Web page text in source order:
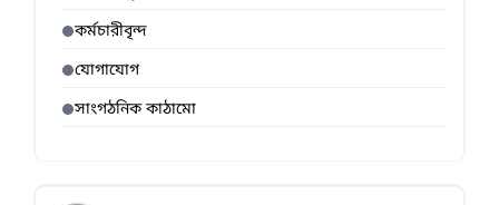
কর্মচারীবৃন্দ
যোগাযোগ
সাংগঠনিক কাঠামো